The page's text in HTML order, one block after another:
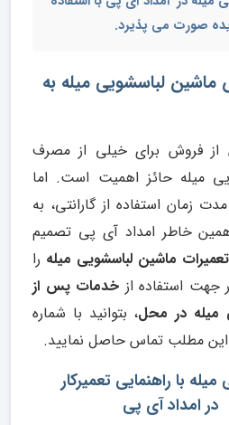
صورت می پذیرد.
لباسشویی میله به
از فروش برای خیلی از مصرف
میله حائز اهمیت است. اما
زمان استفاده از گارانتی، به
خاطر امداد آی پی تصمیم
ماشین لباسشویی میله را
جهت استفاده از خدمات پس از
میله در محل، بتوانید با شماره
مطلب تماس حاصل نمایید.
با راهنمایی تعمیرکار
امداد آی پی